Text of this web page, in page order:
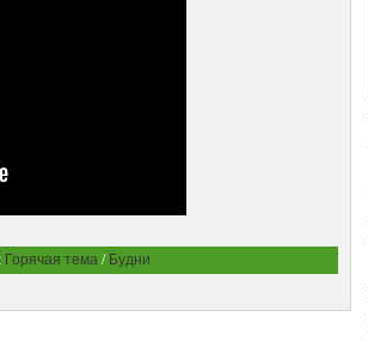
: Горячая тема /Будни